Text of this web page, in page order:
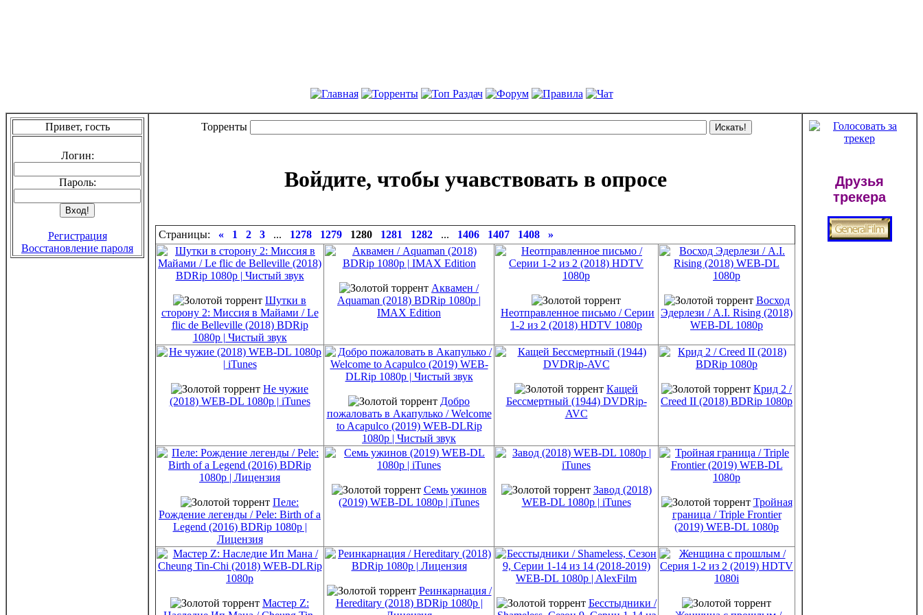
Привет, гость
Логин:
Пароль:
Регистрация
Восстановление пароля
Торренты
Войдите, чтобы учавствовать в опросе
Страницы: « 1 2 3 ... 1278 1279 1280 1281 1282 ... 1406 1407 1408 »
Шутки в
сторону 2: Миссия в Майами / Le
flic de Belleville (2018) BDRip
1080p | Чистый звук
Аквамен /
Aquaman (2018) BDRip 1080p |
IMAX Edition
Неотправленное письмо / Серии
1-2 из 2 (2018) HDTV 1080p
Восход
Эдерлези / A.I. Rising (2018)
WEB-DL 1080p
Не чужие
(2018) WEB-DL 1080p | iTunes
Добро
пожаловать в Акапулько / Welcome
to Acapulco (2019) WEB-DLRip
1080p | Чистый звук
Кащей
Бессмертный (1944) DVDRip-
AVC
Крид 2 /
Creed II (2018) BDRip 1080p
Пеле:
Рождение легенды / Pele: Birth of a
Legend (2016) BDRip 1080p |
Лицензия
Семь ужинов
(2019) WEB-DL 1080p | iTunes
Завод (2018)
WEB-DL 1080p | iTunes
Тройная
граница / Triple Frontier
(2019) WEB-DL 1080p
Мастер Z:
Реинкарнация /
Hereditary (2018) BDRip 1080p |
Бесстыдники /
Друзья
трекера